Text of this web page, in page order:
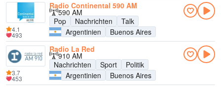
Radio Continental 590 AM
590 AM
Pop
Nachrichten
Talk
Argentinien
Buenos Aires
4.1
493
Radio La Red
910 AM
Nachrichten
Sport
Politik
Argentinien
Buenos Aires
3.7
453